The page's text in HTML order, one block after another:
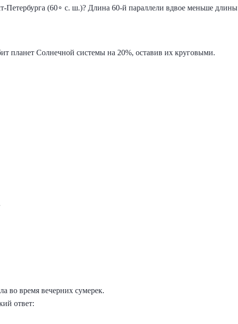
(60∘ с. ш.)? Длина 60-й параллели вдвое меньше длины
планет Солнечной системы на 20%, оставив их круговыми.
во время вечерних сумерек.
ответ: